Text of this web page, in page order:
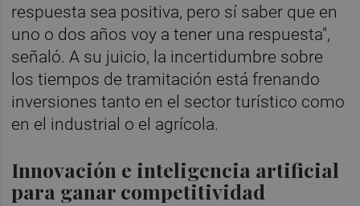
respuesta sea positiva, pero sí saber que en
uno o dos años voy a tener una respuesta",
señaló. A su juicio, la incertidumbre sobre
los tiempos de tramitación está frenando
inversiones tanto en el sector turístico como
en el industrial o el agrícola.
Innovación e inteligencia artificial
para ganar competitividad